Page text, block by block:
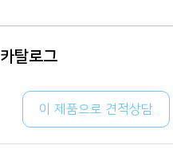
카탈로그
이 제품으로 견적상담